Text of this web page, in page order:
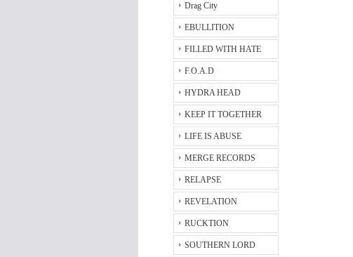
Drag City
EBULLITION
FILLED WITH HATE
F.O.A.D
HYDRA HEAD
KEEP IT TOGETHER
LIFE IS ABUSE
MERGE RECORDS
RELAPSE
REVELATION
RUCKTION
SOUTHERN LORD